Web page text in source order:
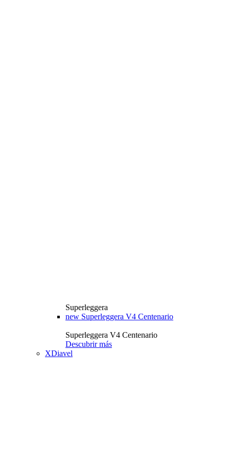
Superleggera
new Superleggera V4 Centenario
Superleggera V4 Centenario
Descubrir más
XDiavel